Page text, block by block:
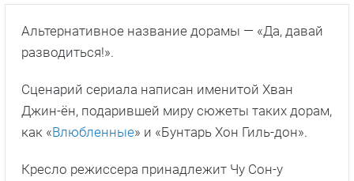
Альтернативное название дорамы — «Да, давай
разводиться!».
Сценарий сериала написан именитой Хван
Джин-ён, подарившей миру сюжеты таких дорам,
как «Влюбленные» и «Бунтарь Хон Гиль-дон».
Кресло режиссера принадлежит Чу Сон-у